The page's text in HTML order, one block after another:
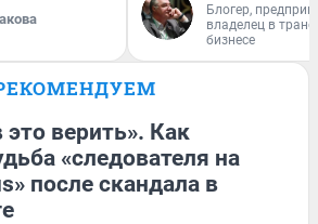
Блогер,
владелец в
бизнесе
это верить». Как
«следователя на
после скандала в